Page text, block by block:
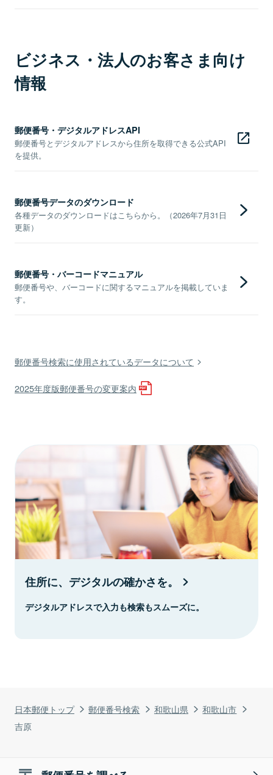
日本郵便トップ 郵便番号検索 和歌山県
和歌山市
吉原
ビジネス・法人のお客さま向け
情報
郵便番号・デジタルアドレスAPI
郵便番号とデジタルアドレスから住所を取得できる公式API
を提供。
郵便番号データのダウンロード
各種データのダウンロードはこちらから。（2026年7月31日
更新）
郵便番号・バーコードマニュアル
郵便番号や、バーコードに関するマニュアルを掲載していま
す。
郵便番号検索に使用されているデータについて
2025年度版郵便番号の変更案内
住所に、デジタルの確かさを。
デジタルアドレスで入力も検索もスムーズに。